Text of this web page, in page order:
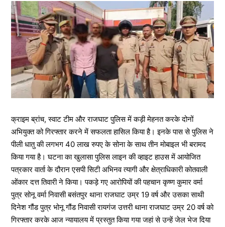
क्राइम ब्रांच, स्वाट टीम और राजघाट पुलिस में कड़ी मेहनत करके दोनों
अभियुक्त को गिरफ्तार करने में सफलता हासिल किया है। इनके पास से पुलिस ने
पीली धातु की लगभग 40 लाख रुपए के सोना के साथ तीन मोबाइल भी बरामद
किया गया है। घटना का खुलासा पुलिस लाइन की व्हाइट हाउस में आयोजित
पत्रकार वार्ता के दौरान एसपी सिटी अभिनव त्यागी और क्षेत्राधिकारी कोतवाली
ओंकार दत्त तिवारी ने किया। पकड़े गए आरोपियों की पहचान कृष्ण कुमार वर्मा
पुत्र सोनू वर्मा निवासी बसंतपुर थाना राजघाट उम्र 19 वर्ष और उसका साथी
दिनेश गौंड पुत्र भोनू गौंड निवासी रायगंज उत्तरी थाना राजघाट उम्र 20 वर्ष को
गिरफ्तार करके आज न्यायालय में प्रस्तुत किया गया जहां से उन्हें जेल भेज दिया